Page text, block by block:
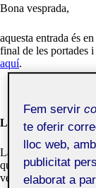
Bona vesprada,
aquesta entrada és
final de les portades
aquí.
LA REVISTA
La revista segueix
que varia és la
vertical.
Fem servir
te oferir
lloc web,
publicitat
elaborat a